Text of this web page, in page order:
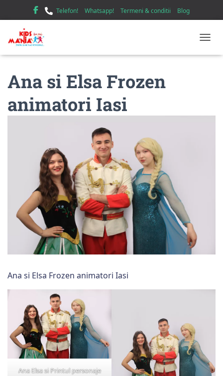
Telefon! Whatsapp! Termeni & conditii Blog
Ana si Elsa Frozen
animatori Iasi
Ana si Elsa Frozen animatori Iasi
Ana Elsa si Printul personaje